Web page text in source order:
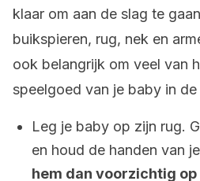
klaar om aan de slag te
buikspieren, rug, nek en
ook belangrijk om veel van
speelgoed van je baby in
Leg je baby op zijn rug.
en houd de handen van
hem dan voorzichtig